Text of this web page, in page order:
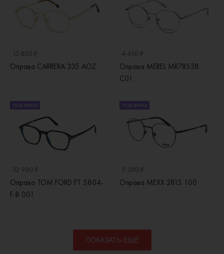
Оправа CARRERA 335 AOZ
Оправа MEREL MR7853B
C01
ПОД ЗАКАЗ
Оправа TOM FORD FT 5804-
F-B 001
ПОД ЗАКАЗ
Оправа MEXX 2815 100
ПОКАЗАТЬ ЕЩЁ